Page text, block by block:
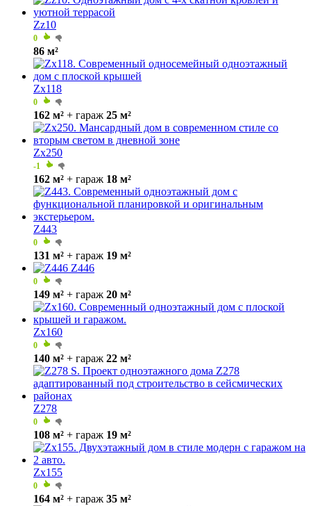
Zz10
0
86 м²
Zx118
0
162 м² + гараж 25 м²
Zx250
-1
162 м² + гараж 18 м²
Z443
0
131 м² + гараж 19 м²
Z446
0
149 м² + гараж 20 м²
Zx160
0
140 м² + гараж 22 м²
Z278
0
108 м² + гараж 19 м²
Zx155
0
164 м² + гараж 35 м²